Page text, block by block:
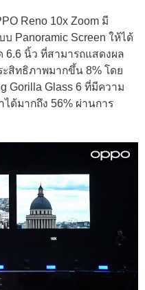
Reno 10x Zoom มี
Panoramic Screen ให้ได้
6.6 นิ้ว ที่สามารถแสดงผล
สิทธิภาพมากขึ้น 8% โดย
Gorilla Glass 6 ที่มีความ
ด้มากถึง 56% ผ่านการ